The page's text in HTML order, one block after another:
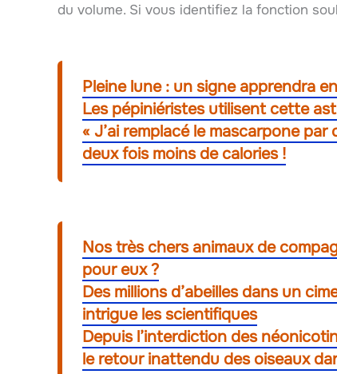
du volume. Si vous identifiez la fonction
Pleine lune : un signe apprendra
Les pépiniéristes utilisent cette
« J’ai remplacé le mascarpone
deux fois moins de calories !
Nos très chers animaux de
pour eux ?
Des millions d’abeilles dans un
intrigue les scientifiques
Depuis l’interdiction des
le retour inattendu des oiseaux